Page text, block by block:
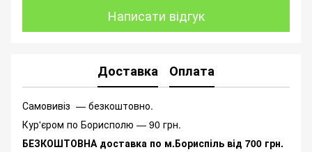
Написати відгук
Доставка Оплата
Самовивіз — безкоштовно.
Кур'єром по Борисполю — 90 грн.
БЕЗКОШТОВНА доставка по м.Бориспіль від 700 грн.